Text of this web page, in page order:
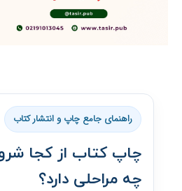
راهنمای جامع چاپ و انتشار کتاب
چاپ کتاب از کجا
چه مراحلی دارد؟